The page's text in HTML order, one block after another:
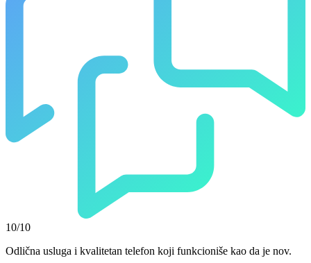
10/10
Odlična usluga i kvalitetan telefon koji funkcioniše kao da je nov.